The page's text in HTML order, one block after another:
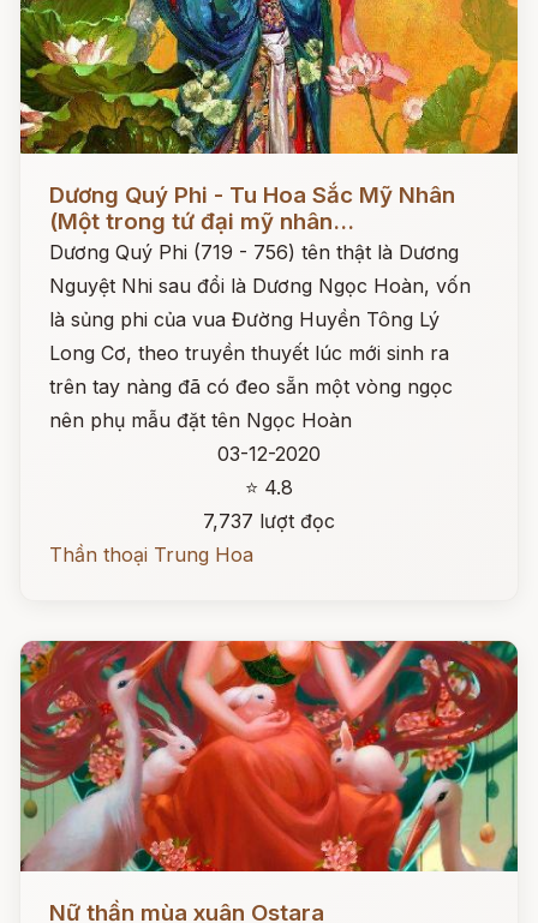
Dương Quý Phi - Tu Hoa Sắc Mỹ Nhân
(Một trong tứ đại mỹ nhân...
Dương Quý Phi (719 - 756) tên thật là Dương
Nguyệt Nhi sau đổi là Dương Ngọc Hoàn, vốn
là sủng phi của vua Đường Huyền Tông Lý
Long Cơ, theo truyền thuyết lúc mới sinh ra
trên tay nàng đã có đeo sẵn một vòng ngọc
nên phụ mẫu đặt tên Ngọc Hoàn
03-12-2020
⭐ 4.8
7,737 lượt đọc
Thần thoại Trung Hoa
Nữ thần mùa xuân Ostara